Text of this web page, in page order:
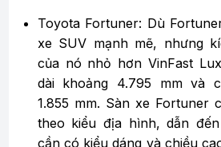
Toyota Fortuner: Dù
xe SUV mạnh mẽ, nhưng
của nó nhỏ hơn VinFast
dài khoảng 4.795 mm và
1.855 mm. Sàn xe Fortuner
theo kiểu địa hình, dẫn
cần có kiểu dáng và chiều